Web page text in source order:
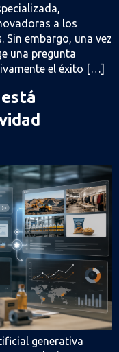
a los
Sin embargo, una vez
una pregunta
el éxito […]
generativa